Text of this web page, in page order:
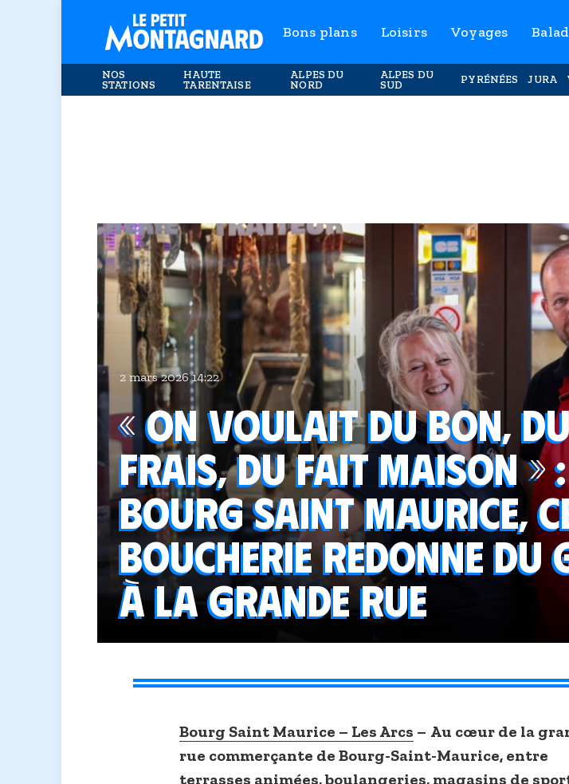
Bons plans Loisirs Voyages
NOS
STATIONS
HAUTE
TARENTAISE
ALPES DU
NORD
ALPES DU
SUD
PYRÉNÉES JURA
2 mars 2026 14:22
« On voulait du bon,
frais, du fait maison »
Bourg Saint Maurice,
boucherie redonne du
à la grande rue
Bourg Saint Maurice – Les Arcs – Au cœur de la
rue commerçante de Bourg-Saint-Maurice, entre
terrasses animées, boulangeries, magasins de